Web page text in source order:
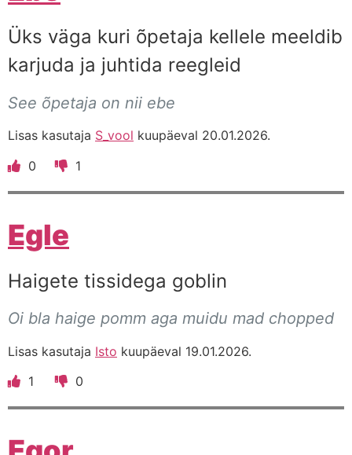
Üks väga kuri õpetaja kellele meeldib
karjuda ja juhtida reegleid
See õpetaja on nii ebe
Lisas kasutaja S_vool kuupäeval 20.01.2026.
0
1
Egle
Haigete tissidega goblin
Oi bla haige pomm aga muidu mad chopped
Lisas kasutaja Isto kuupäeval 19.01.2026.
1
0